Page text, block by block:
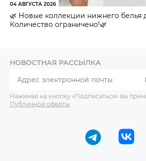
04 АВГУСТА 2026
🌿 Новые коллекции нижнего белья
Количество ограничено!🌿
НОВОСТНАЯ РАССЫЛКА
Нажимая на кнопку «Подписаться» вы
Публичной оферты